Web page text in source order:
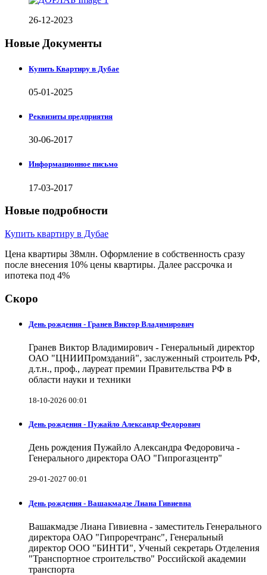
26-12-2023
Новые Документы
Купить Квартиру в Дубае
05-01-2025
Реквизиты предприятия
30-06-2017
Информационное письмо
17-03-2017
Новые подробности
Купить квартиру в Дубае
Цена квартиры 38млн. Оформление в собственность сразу
после внесения 10% цены квартиры. Далее рассрочка и
ипотека под 4%
Скоро
День рождения - Гранев Виктор Владимирович
Гранев Виктор Владимирович - Генеральный директор
ОАО "ЦНИИПромзданий", заслуженный строитель РФ,
д.т.н., проф., лауреат премии Правительства РФ в
области науки и техники
18-10-2026 00:01
День рождения - Пужайло Александр Федорович
День рождения Пужайло Александра Федоровича -
Генерального директора ОАО "Гипрогазцентр"
29-01-2027 00:01
День рождения - Вашакмадзе Лиана Гивиевна
Вашакмадзе Лиана Гивиевна - заместитель Генерального
директора ОАО "Гипроречтранс", Генеральный
директор ООО "БИНТИ", Ученый секретарь Отделения
"Транспортное строительство" Российской академии
транспорта